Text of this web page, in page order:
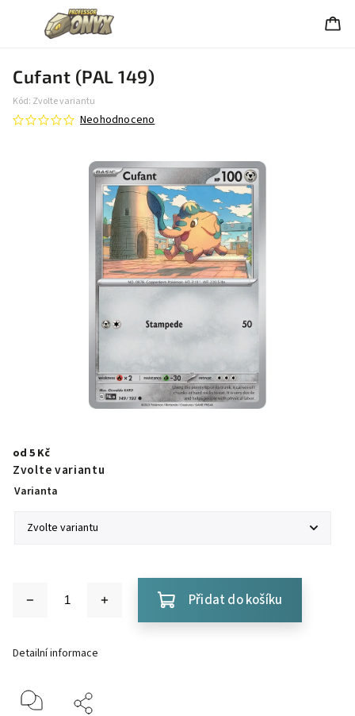
Cufant (PAL 149)
Kód: Zvolte variantu
Neohodnoceno
od 5 Kč
Zvolte variantu
Varianta
Přidat do košíku
Detailní informace